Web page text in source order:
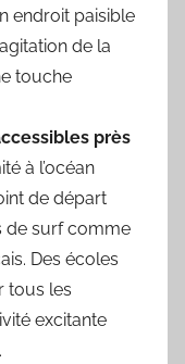
endroit paisible
de la
touche
près
à l’océan
de départ
de surf comme
Des écoles
tous les
excitante